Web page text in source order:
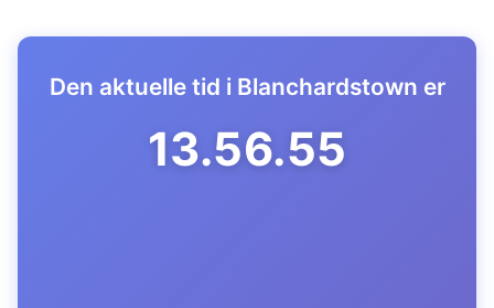
Den aktuelle tid i Blanchardstown er
13.56.56